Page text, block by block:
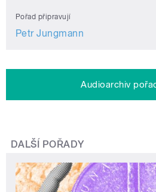
Pořad připravují
Petr Jungmann
Audioarchiv
DALŠÍ POŘADY